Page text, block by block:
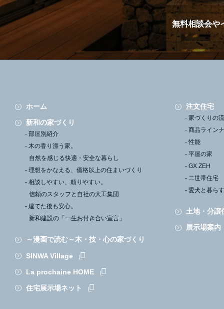
無料相談会や
ホーム
新和の家づくり
部屋別紹介
木の香り漂う家。
自然を感じる快適・安全な暮らし
理想をかなえる、 価格以上の住まいづくり
相談しやすい、頼りやすい。
信頼のスタッフと自社の大工集団
建てた後も安心。
新和建設の「一生お付き合い宣言」
～漫画で読む～木・技・心の家づくり
SINWA Village
La prochaine HOME
住宅展示場ネット
注文住宅
家づくりの
商品ライン
性能
平屋の家
GX ZEH
二世帯住宅
愛犬と暮ら
土地・分譲
展示場案内